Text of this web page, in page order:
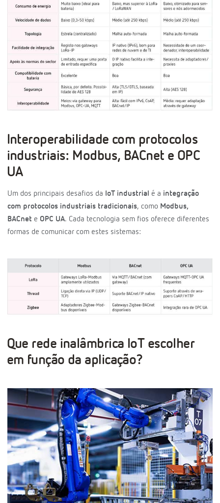
Interoperabilidade com protocolos
industriais: Modbus, BACnet e OPC
UA
Um dos principais desafios da IoT industrial é a integração
com protocolos industriais tradicionais, como Modbus,
BACnet e OPC UA. Cada tecnologia sem fios oferece diferentes
formas de comunicar com estes sistemas:
Que rede inalâmbrica IoT escolher
em função da aplicação?